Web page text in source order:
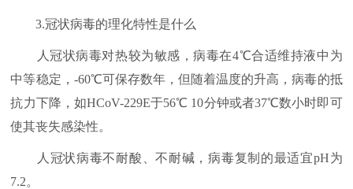
3.冠状病毒的理化特性是什么
人冠状病毒对热较为敏感，病毒在4℃合适维持液中为
中等稳定，-60℃可保存数年，但随着温度的升高，病毒的抵
抗力下降，如HCoV-229E于56℃ 10分钟或者37℃数小时即可
使其丧失感染性。
人冠状病毒不耐酸、不耐碱，病毒复制的最适宜pH为
7.2。